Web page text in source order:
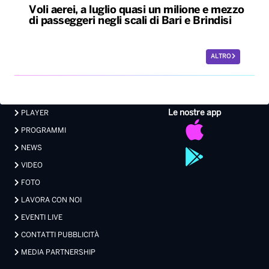
Voli aerei, a luglio quasi un milione e mezzo
di passeggeri negli scali di Bari e Brindisi
ALTRO
Le nostre app
PLAYER
PROGRAMMI
NEWS
VIDEO
FOTO
LAVORA CON NOI
EVENTI LIVE
CONTATTI PUBBLICITÀ
MEDIA PARTNERSHIP